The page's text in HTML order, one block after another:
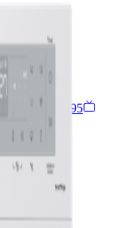
95
serie -
- 72 dB